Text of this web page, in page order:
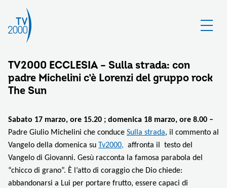
TV2000 ECCLESIA – Sulla strada: con
padre Michelini c’è Lorenzi del gruppo rock
The Sun
Sabato 17 marzo, ore 15.20 ; domenica 18 marzo, ore 8.00 –
Padre Giulio Michelini che conduce Sulla strada, il commento al
Vangelo della domenica su Tv2000, affronta il
testo del
Vangelo di Giovanni. Gesù racconta la famosa parabola del
“chicco di grano”. È l’atto di coraggio che Dio chiede:
abbandonarsi a Lui per portare frutto, essere capaci di